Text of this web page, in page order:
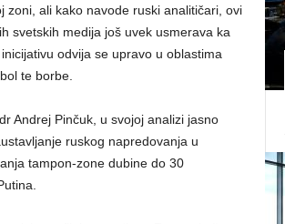
ali kako navode ruski analitičari, ovi
svetskih medija još uvek usmerava ka
odvija se upravo u oblastima
te borbe.
Andrej Pinčuk, u svojoj analizi jasno
ruskog napredovanja u
tampon-zone dubine do 30